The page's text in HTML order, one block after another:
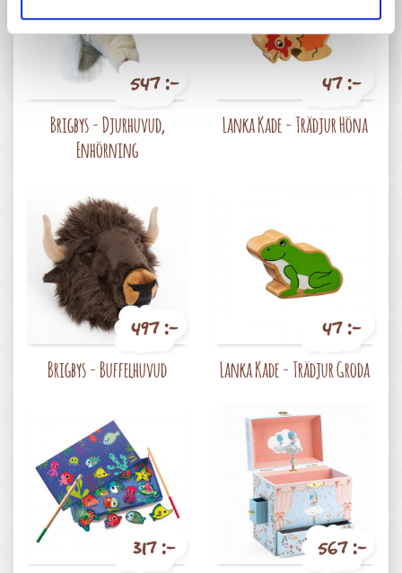
547 :-
Brigbys - Djurhuvud,
Enhörning
47 :-
Lanka Kade - Trädjur Höna
497 :-
Brigbys - Buffelhuvud
47 :-
Lanka Kade - Trädjur Groda
317 :- 567 :-